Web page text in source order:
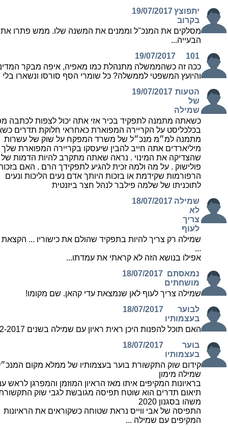
יתפוצץ
בקרוב
19/07/2017
מסלקים את המנכ"ל וממנים את המשנה שלו. ממש פתרו את
הבעייה...
101
19/07/2017
ככה זה כשהממשלה מתנהלת כמו מאפיה, איפה מבקר
והיועץ המשפטי לממשלה? כל שומרי הסף סורסו ונשארו בלי
הטעות
של
שמילה
19/07/2017
כשאתה מתמנה לתפקיד בכיר אזי אתה יכול לצפות לכתבה
בכלכליסט על הקריירה המפוארת כאחראי חלוקת תדרים
מתמנה למ״מ מנכ״ל של משרד המפקח על שוק של עשרות
מיליארדים אתה חייב להבין שיעסקו בקריירה המפוארת שלך
שהצדיקה את המינוי . נראה שאתה מתקרב להיות הדמות של
פולישוק . על מה ולמה זכית להגיע לתפקידך הרם . האם
הרפורמות שקידמת או בזכות היותך אדם נעים הליכות ונעים
לתוכניתו של שלמה פילבר לנהל חצר ביזנטית
שמילה
לא
צריך
לעוף
18/07/2017
שמילה רק צריך להיות בתפקיד שהולם את כישוריו ...
...
אפילו בנושא הזה לא קראתי את עמדתו...
נמאסתם
מושחתים
18/07/2017
שמילה צריך לעוף לאן שנמצאת עדי קהאן. שם מקומו!
לבוער
בעצמותיו
18/07/2017
האם תוכל להפנות היכן ראית ראיון עם שמילה בשנים 2012-2017
בוער
בעצמותיו
18/07/2017
קידום שוק התקשורת בוער בעצמותיו של ממלא מקום
שמילה מימון
בראיונות המקיפים איתו מאז הראיון המוזמן והמפרגן לראש
תיאום תדרים הוא שוטח תפיסה מגובשת לגבי שוק
משהו בסגנון 2020
התפיסה של אבי ווייס נראת שטוחה כשקוראים את הראיונות
המקיפים עם שמילה ...